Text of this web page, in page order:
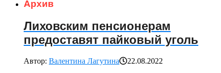
Архив
Лиховским пенсионерам
предоставят пайковый уголь
Автор: Валентина Лагутина
22.08.2022